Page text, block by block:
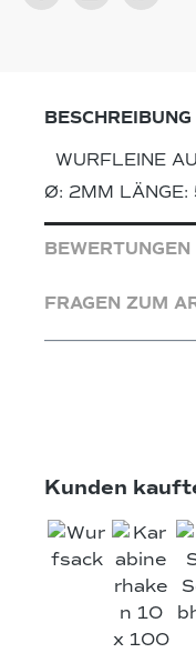
BESCHREIBUNG
WURFLEINE
Ø: 2MM
BEWERTUNGEN
FRAGEN ZUM
Produktgalerie
Kunden